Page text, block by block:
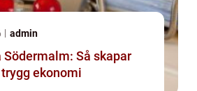
admin
Södermalm: Så skapar
ekonomi